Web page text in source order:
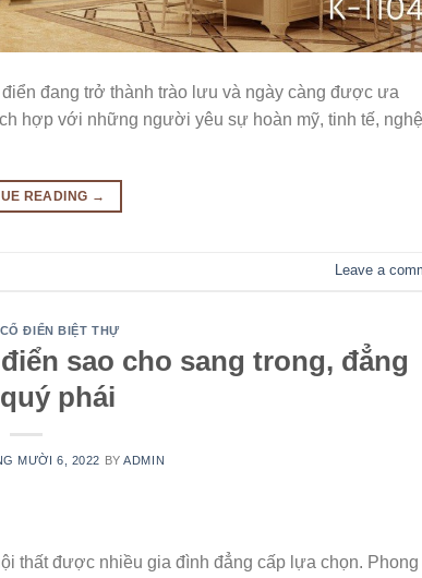
đang trở thành trào lưu và ngày càng được ưa
hợp với những người yêu sự hoàn mỹ, tinh tế, nghệ
READING →
Leave a
ĐIỂN BIỆT THỰ
sao cho sang trong, đẳng
phái
MƯỜI 6, 2022 BYADMIN
thất được nhiều gia đình đẳng cấp lựa chọn. Phong